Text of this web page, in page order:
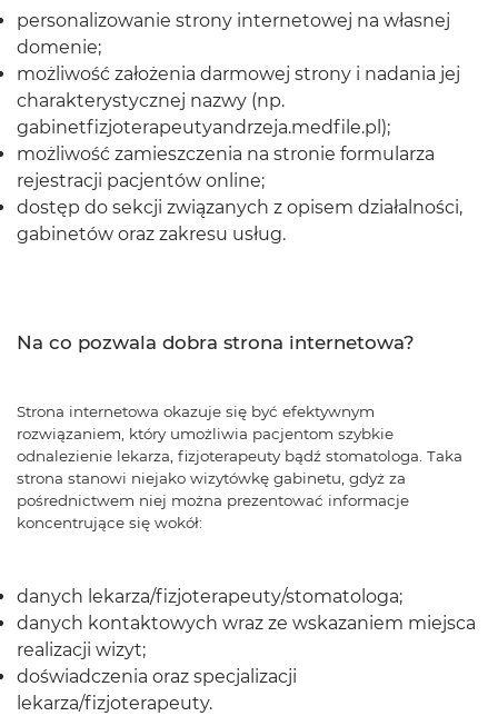
personalizowanie strony internetowej na własnej
domenie;
możliwość założenia darmowej strony i nadania jej
charakterystycznej nazwy (np.
gabinetfizjoterapeutyandrzeja.medfile.pl);
możliwość zamieszczenia na stronie formularza
rejestracji pacjentów online;
dostęp do sekcji związanych z opisem działalności,
gabinetów oraz zakresu usług.
Na co pozwala dobra strona internetowa?
Strona internetowa okazuje się być efektywnym
rozwiązaniem, który umożliwia pacjentom szybkie
odnalezienie lekarza, fizjoterapeuty bądź stomatologa. Taka
strona stanowi niejako wizytówkę gabinetu, gdyż za
pośrednictwem niej można prezentować informacje
koncentrujące się wokół:
danych lekarza/fizjoterapeuty/stomatologa;
danych kontaktowych wraz ze wskazaniem miejsca
realizacji wizyt;
doświadczenia oraz specjalizacji
lekarza/fizjoterapeuty.